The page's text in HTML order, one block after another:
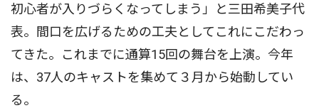
初心者が入りづらくなってしまう」と三田希美子代
表。間口を広げるための工夫としてこれにこだわっ
てきた。これまでに通算15回の舞台を上演。今年
は、37人のキャストを集めて３月から始動してい
る。